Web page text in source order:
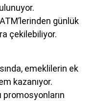
günlük
çekilebiliyor.
emeklilerin ek
kazanıyor.
promosyonların